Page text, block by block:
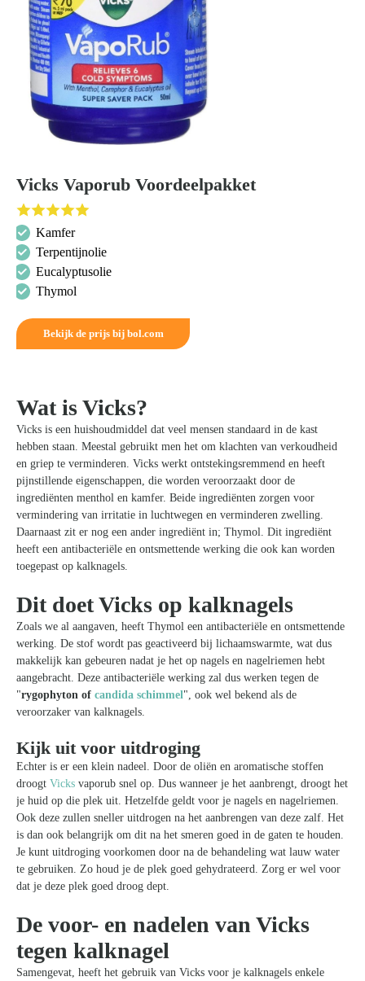
Vicks Vaporub Voordeelpakket
Kamfer
Terpentijnolie
Eucalyptusolie
Thymol
Bekijk de prijs bij bol.com
Wat is Vicks?
Vicks is een huishoudmiddel dat veel mensen standaard in de kast
hebben staan. Meestal gebruikt men het om klachten van verkoudheid
en griep te verminderen. Vicks werkt ontstekingsremmend en heeft
pijnstillende eigenschappen, die worden veroorzaakt door de
ingrediënten menthol en kamfer. Beide ingrediënten zorgen voor
vermindering van irritatie in luchtwegen en verminderen zwelling.
Daarnaast zit er nog een ander ingrediënt in; Thymol. Dit ingrediënt
heeft een antibacteriële en ontsmettende werking die ook kan worden
toegepast op kalknagels.
Dit doet Vicks op kalknagels
Zoals we al aangaven, heeft Thymol een antibacteriële en ontsmettende
werking. De stof wordt pas geactiveerd bij lichaamswarmte, wat dus
makkelijk kan gebeuren nadat je het op nagels en nagelriemen hebt
aangebracht. Deze antibacteriële werking zal dus werken tegen de
"rygophyton of candida schimmel", ook wel bekend als de
veroorzaker van kalknagels.
Kijk uit voor uitdroging
Echter is er een klein nadeel. Door de oliën en aromatische stoffen
droogt Vicks vaporub snel op. Dus wanneer je het aanbrengt, droogt het
je huid op die plek uit. Hetzelfde geldt voor je nagels en nagelriemen.
Ook deze zullen sneller uitdrogen na het aanbrengen van deze zalf. Het
is dan ook belangrijk om dit na het smeren goed in de gaten te houden.
Je kunt uitdroging voorkomen door na de behandeling wat lauw water
te gebruiken. Zo houd je de plek goed gehydrateerd. Zorg er wel voor
dat je deze plek goed droog dept.
De voor- en nadelen van Vicks
tegen kalknagel
Samengevat, heeft het gebruik van Vicks voor je kalknagels enkele